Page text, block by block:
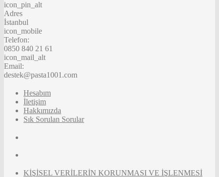
icon_pin_alt
Adres
İstanbul
icon_mobile
Telefon:
0850 840 21 61
icon_mail_alt
Email:
destek@pasta1001.com
Hesabım
İletişim
Hakkımızda
Sık Sorulan Sorular
KİŞİSEL VERİLERİN KORUNMASI VE İŞLENMESİ